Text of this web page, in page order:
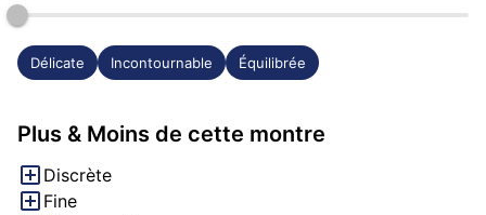
Délicate Incontournable Équilibrée
Plus & Moins de cette montre
Discrète
Fine